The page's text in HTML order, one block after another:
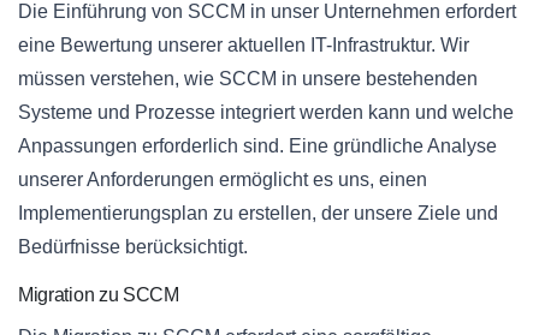
Die Einführung von SCCM in unser Unternehmen erfordert
eine Bewertung unserer aktuellen IT-Infrastruktur. Wir
müssen verstehen, wie SCCM in unsere bestehenden
Systeme und Prozesse integriert werden kann und welche
Anpassungen erforderlich sind. Eine gründliche Analyse
unserer Anforderungen ermöglicht es uns, einen
Implementierungsplan zu erstellen, der unsere Ziele und
Bedürfnisse berücksichtigt.
Migration zu SCCM